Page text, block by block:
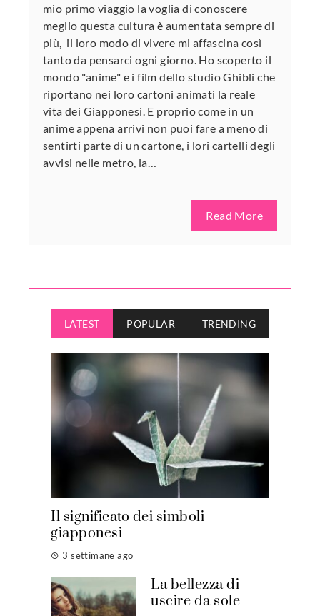
mio primo viaggio la voglia di conoscere
meglio questa cultura è aumentata sempre di
più, il loro modo di vivere mi affascina così
tanto da pensarci ogni giorno. Ho scoperto il
mondo "anime" e i film dello studio Ghibli che
riportano nei loro cartoni animati la reale
vita dei Giapponesi. E proprio come in un
anime appena arrivi non puoi fare a meno di
sentirti parte di un cartone, i lori cartelli degli
avvisi nelle metro, la…
Read More
LATEST POPULAR TRENDING
Il significato dei simboli
giapponesi
3 settimane ago
La bellezza di
uscire da sole